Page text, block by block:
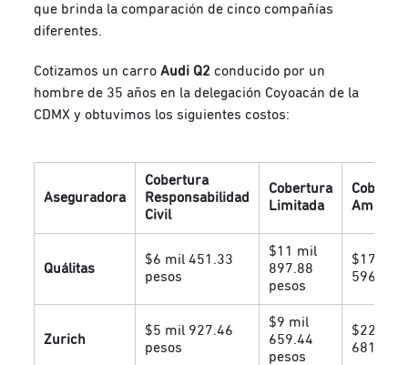
que brinda la comparación de cinco compañías
diferentes.
Cotizamos un carroAudi Q2conducido por un
hombre de 35 años en la delegación Coyoacán de la
CDMX y obtuvimos los siguientes costos:
Aseguradora
Cobertura
Responsabilidad
Civil
Cobertura
Limitada
Amplia
Quálitas
$6 mil 451.33
pesos
$11 mil
897.88
pesos
$17 mil
Zurich
$5 mil 927.46
pesos
$9 mil
659.44
pesos
$22 mil
681.61